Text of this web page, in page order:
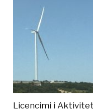
Licencimi i